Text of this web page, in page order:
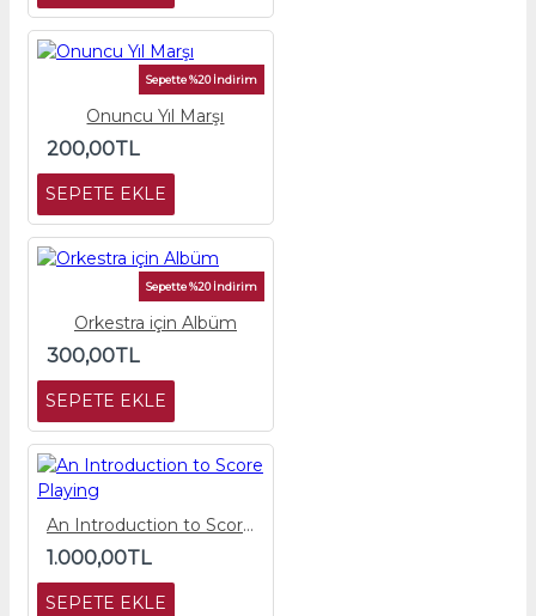
Sepette %20 İndirim
Onuncu Yıl Marşı
200,00TL
SEPETE EKLE
Sepette %20 İndirim
Orkestra için Albüm
300,00TL
SEPETE EKLE
An Introduction to Score Playing
1.000,00TL
SEPETE EKLE